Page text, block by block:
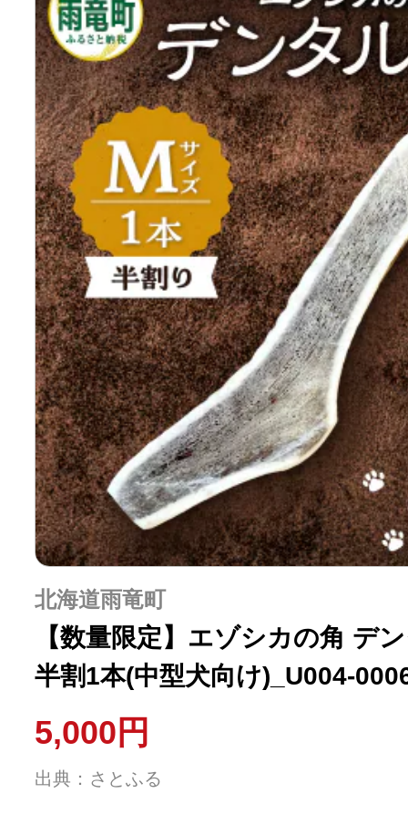
北海道雨竜町
【数量限定】エゾシカの角 デ
半割1本(中型犬向け)_U004-
5,000円
出典：さとふる